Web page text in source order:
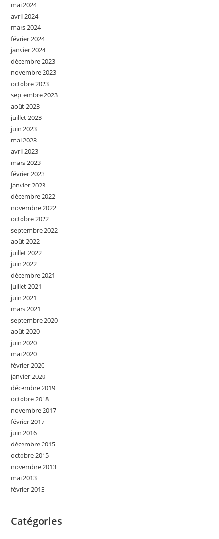
mai 2024
avril 2024
mars 2024
février 2024
janvier 2024
décembre 2023
novembre 2023
octobre 2023
septembre 2023
août 2023
juillet 2023
juin 2023
mai 2023
avril 2023
mars 2023
février 2023
janvier 2023
décembre 2022
novembre 2022
octobre 2022
septembre 2022
août 2022
juillet 2022
juin 2022
décembre 2021
juillet 2021
juin 2021
mars 2021
septembre 2020
août 2020
juin 2020
mai 2020
février 2020
janvier 2020
décembre 2019
octobre 2018
novembre 2017
février 2017
juin 2016
décembre 2015
octobre 2015
novembre 2013
mai 2013
février 2013
Catégories